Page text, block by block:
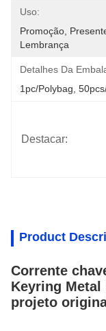
Uso:
Promoção,
Lembrança
Detalhes Da
1pc/polybag,
Destacar:
Product
Corrente
Keyring
projeto